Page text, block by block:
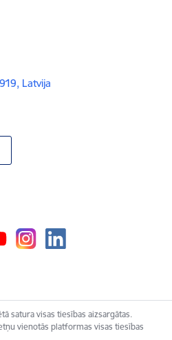
Latvija
satura visas tiesības aizsargātas.
vienotās platformas visas tiesības